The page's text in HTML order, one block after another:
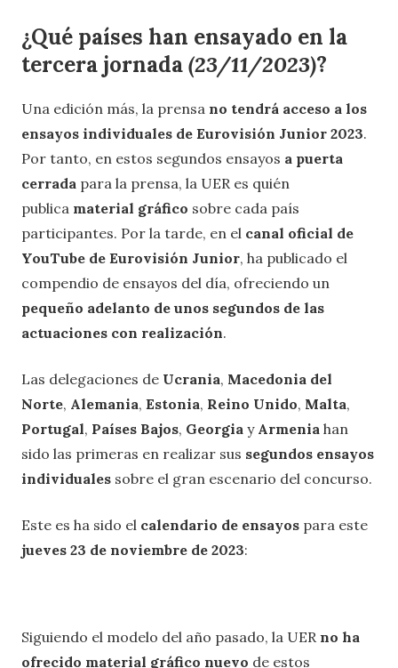
¿Qué países han ensayado en la
tercera jornada(23/11/2023)?
Una edición más, la prensa no tendrá acceso a los
ensayos individuales de Eurovisión Junior 2023.
Por tanto, en estos segundos ensayos a puerta
cerrada para la prensa, la UER es quién
publica material gráfico sobre cada país
participantes. Por la tarde, en el canal oficial de
YouTube de Eurovisión Junior, ha publicado el
compendio de ensayos del día, ofreciendo un
pequeño adelanto de unos segundos de las
actuaciones con realización.
Las delegaciones de Ucrania, Macedonia del
Norte, Alemania, Estonia, Reino Unido, Malta,
Portugal, Países Bajos, Georgia y Armenia han
sido las primeras en realizar sus segundos ensayos
individuales sobre el gran escenario del concurso.
Este es ha sido el calendario de ensayos para este
jueves 23 de noviembre de 2023:
Siguiendo el modelo del año pasado, la UER no ha
ofrecido material gráfico nuevo de estos